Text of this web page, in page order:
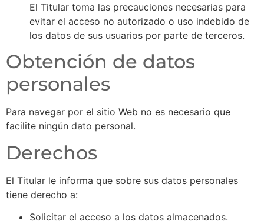
El Titular toma las precauciones necesarias para
evitar el acceso no autorizado o uso indebido de
los datos de sus usuarios por parte de terceros.
Obtención de datos
personales
Para navegar por el sitio Web no es necesario que
facilite ningún dato personal.
Derechos
El Titular le informa que sobre sus datos personales
tiene derecho a:
Solicitar el acceso a los datos almacenados.